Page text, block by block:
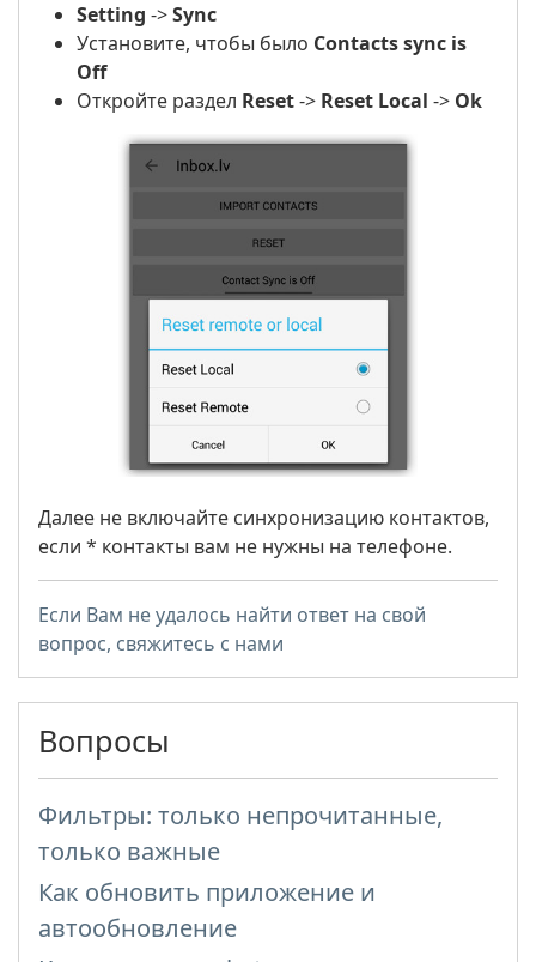
Setting ->Sync
Установите, чтобы было Contacts sync is
Off
Откройте раздел Reset-> Reset Local -> Ok
Далее не включайте синхронизацию контактов,
если * контакты вам не нужны на телефоне.
Если Вам не удалось найти ответ на свой
вопрос, свяжитесь с нами
Вопросы
Фильтры: только непрочитанные,
только важные
Как обновить приложение и
автообновление